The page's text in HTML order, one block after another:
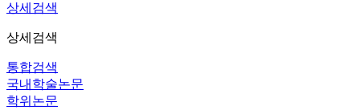
상세검색
상세검색
통합검색
국내학술논문
학위논문